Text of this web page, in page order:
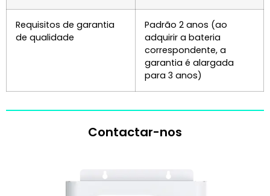
Requisitos de garantia
de qualidade
Padrão 2 anos (ao
adquirir a bateria
correspondente, a
garantia é alargada
para 3 anos)
Contactar-nos